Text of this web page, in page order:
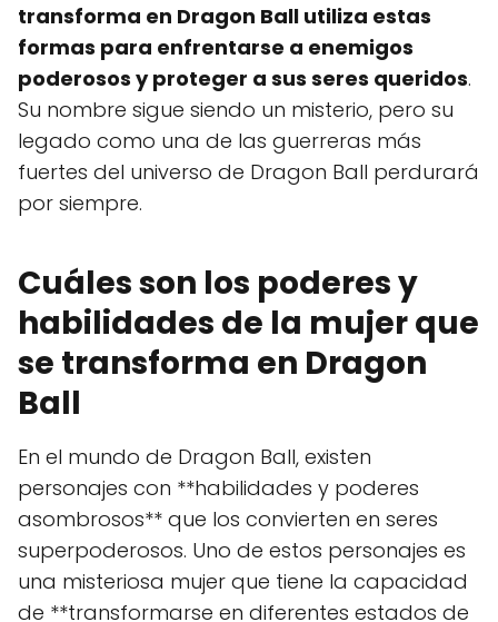
transforma en Dragon Ball utiliza estas
formas para enfrentarse a enemigos
poderosos y proteger a sus seres queridos.
Su nombre sigue siendo un misterio, pero su
legado como una de las guerreras más
fuertes del universo de Dragon Ball perdurará
por siempre.
Cuáles son los poderes y
habilidades de la mujer que
se transforma en Dragon
Ball
En el mundo de Dragon Ball, existen
personajes con **habilidades y poderes
asombrosos** que los convierten en seres
superpoderosos. Uno de estos personajes es
una misteriosa mujer que tiene la capacidad
de **transformarse en diferentes estados de